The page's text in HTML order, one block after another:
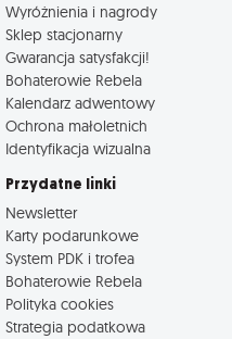
Wyróżnienia i nagrody
Sklep stacjonarny
Gwarancja satysfakcji!
Bohaterowie Rebela
Kalendarz adwentowy
Ochrona małoletnich
Identyfikacja wizualna
Przydatne linki
Newsletter
Karty podarunkowe
System PDK i trofea
Bohaterowie Rebela
Polityka cookies
Strategia podatkowa